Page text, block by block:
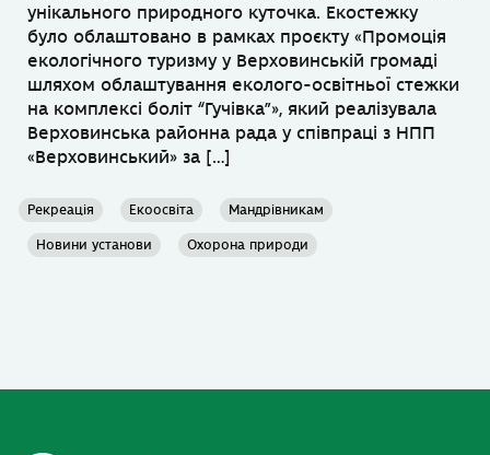
унікального природного куточка. Екостежку
було облаштовано в рамках проєкту «Промоція
екологічного туризму у Верховинській громаді
шляхом облаштування еколого-освітньої стежки
на комплексі боліт “Гучівка”», який реалізувала
Верховинська районна рада у співпраці з НПП
«Верховинський» за […]
Рекреація Екоосвіта Мандрівникам
Новини установи Охорона природи